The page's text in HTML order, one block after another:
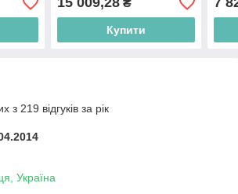
₴
Купити
з 219 відгуків за рік
Україна